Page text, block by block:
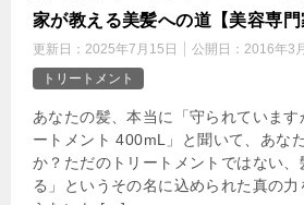
家が教える美髪への道【美容専門
更新日： 2025年7月15日 公開日： 2016年3
トリートメント
あなたの髪、本当に「守られています
ートメント 400mL」と聞いて、あな
か？ただのトリートメントではない
る」というその名に込められた真の